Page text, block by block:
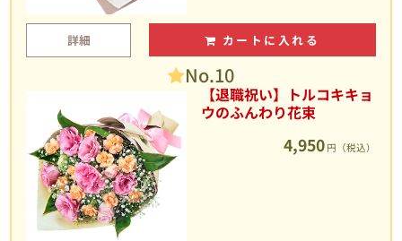
詳細 カートに入れる
No.10
【退職祝い】トルコキキョ
ウのふんわり花束
4,950 円（税込）